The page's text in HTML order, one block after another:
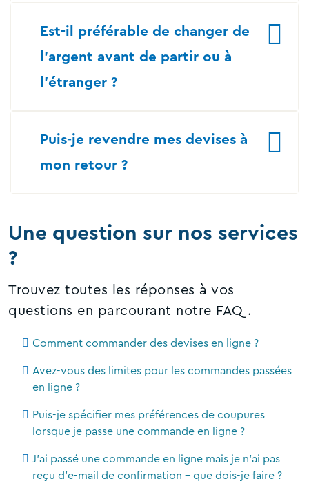
Est-il préférable de changer de
l’argent avant de partir ou à
l’étranger ?
Puis-je revendre mes devises à
mon retour ?
Une question sur nos services
?
Trouvez toutes les réponses à vos
questions en parcourant notre FAQ.
Comment commander des devises en ligne ?
Avez-vous des limites pour les commandes passées
en ligne ?
Puis-je spécifier mes préférences de coupures
lorsque je passe une commande en ligne ?
J'ai passé une commande en ligne mais je n'ai pas
reçu d'e-mail de confirmation - que dois-je faire ?